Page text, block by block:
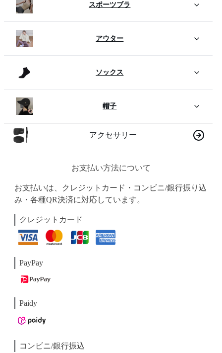
スポーツブラ
アウター
ソックス
帽子
アクセサリー
お支払い方法について
お支払いは、クレジットカード・コンビニ/銀行振り込
み・各種QR決済に対応しています。
クレジットカード
PayPay
Paidy
コンビニ/銀行振込